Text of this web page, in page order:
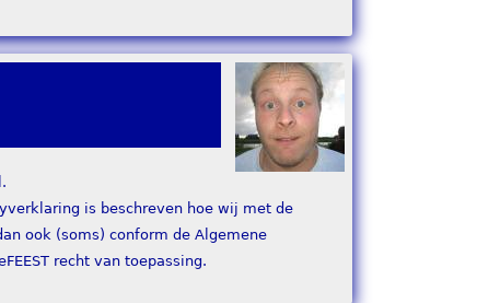
is beschreven hoe wij met de
ook (soms) conform de Algemene
recht van toepassing.